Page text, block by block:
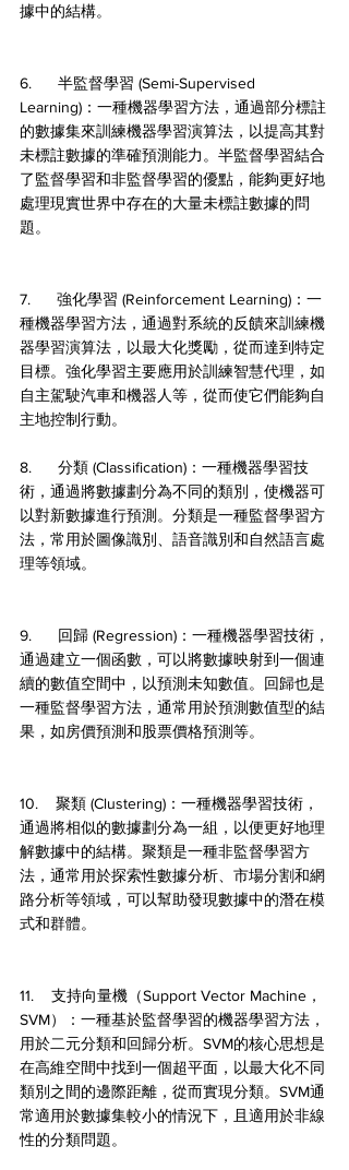
據中的結構。
6.      半監督學習 (Semi-Supervised
Learning)：一種機器學習方法，通過部分標註
的數據集來訓練機器學習演算法，以提高其對
未標註數據的準確預測能力。半監督學習結合
了監督學習和非監督學習的優點，能夠更好地
處理現實世界中存在的大量未標註數據的問
題。
7.      強化學習 (Reinforcement Learning)：一
種機器學習方法，通過對系統的反饋來訓練機
器學習演算法，以最大化獎勵，從而達到特定
目標。強化學習主要應用於訓練智慧代理，如
自主駕駛汽車和機器人等，從而使它們能夠自
主地控制行動。
8.      分類 (Classification)：一種機器學習技
術，通過將數據劃分為不同的類別，使機器可
以對新數據進行預測。分類是一種監督學習方
法，常用於圖像識別、語音識別和自然語言處
理等領域。
9.      回歸 (Regression)：一種機器學習技術，
通過建立一個函數，可以將數據映射到一個連
續的數值空間中，以預測未知數值。回歸也是
一種監督學習方法，通常用於預測數值型的結
果，如房價預測和股票價格預測等。
10.    聚類 (Clustering)：一種機器學習技術，
通過將相似的數據劃分為一組，以便更好地理
解數據中的結構。聚類是一種非監督學習方
法，通常用於探索性數據分析、市場分割和網
路分析等領域，可以幫助發現數據中的潛在模
式和群體。
11.    支持向量機（Support Vector Machine，
SVM）：一種基於監督學習的機器學習方法，
用於二元分類和回歸分析。SVM的核心思想是
在高維空間中找到一個超平面，以最大化不同
類別之間的邊際距離，從而實現分類。SVM通
常適用於數據集較小的情況下，且適用於非線
性的分類問題。